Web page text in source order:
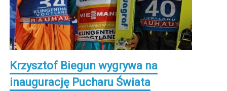
Krzysztof Biegun wygrywa na
inaugurację Pucharu Świata